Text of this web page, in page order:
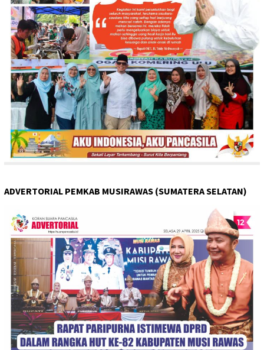
ADVERTORIAL PEMKAB MUSIRAWAS (SUMATERA SELATAN)